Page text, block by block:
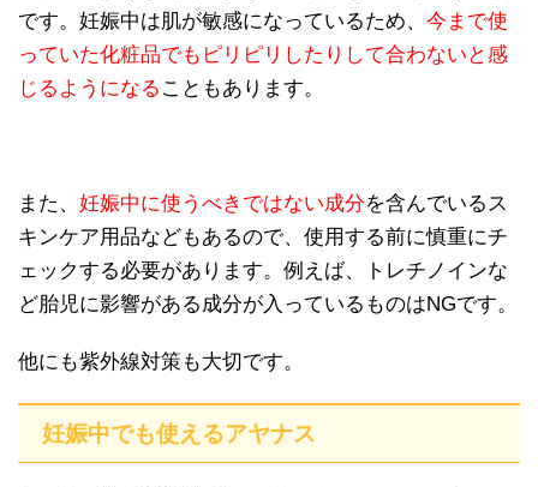
です。妊娠中は肌が敏感になっているため、 今まで使
っていた化粧品でもピリピリしたりして合わないと感
じるようになる こともあります。
また、 妊娠中に使うべきではない成分を含んでいるス
キンケア用品などもあるので、使用する前に慎重にチ
ェックする必要があります。例えば、トレチノインな
ど胎児に影響がある成分が入っているものはNGです。
他にも紫外線対策も大切です。
妊娠中でも使えるアヤナス